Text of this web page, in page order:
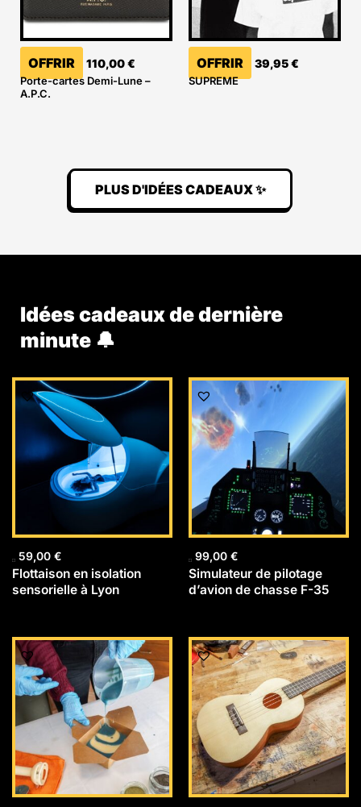
OFFRIR 110,00€
Porte-cartes Demi-Lune –
A.P.C.
OFFRIR 39,95€
SUPREME
PLUS D'IDÉES CADEAUX ✨
Idées cadeaux de dernière
minute 🔔
59,00 €
Flottaison en isolation
sensorielle à Lyon
99,00 €
Simulateur de pilotage
d’avion de chasse F-35